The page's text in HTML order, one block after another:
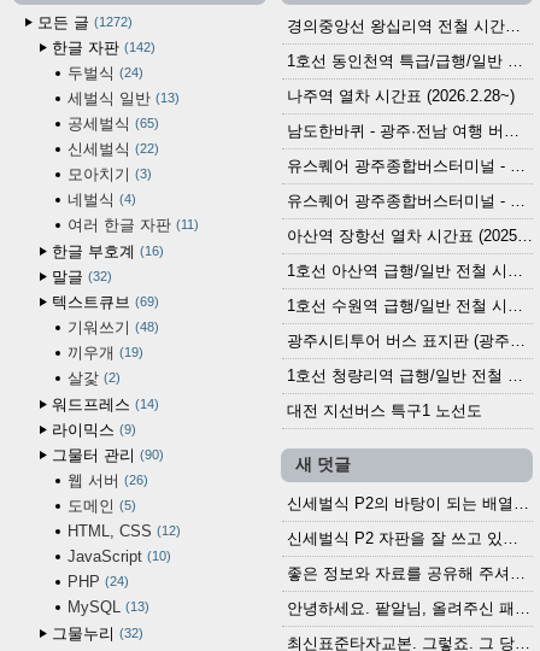
모든 글
1272
한글 자판 142
두벌식 24
세벌식 일반 13
공세벌식 65
신세벌식 22
모아치기 3
네벌식 4
여러 한글 자판 11
한글 부호계 16
말글 32
텍스트큐브 69
기워쓰기 48
끼우개 19
살갗 2
워드프레스 14
라이믹스 9
그물터 관리 90
웹 서버 26
도메인 5
HTML, CSS 12
JavaScript 10
PHP 24
MySQL 13
그물누리 32
경의중앙선 왕십리역 전철 시간표 (2026.4.20~)
1호선 동인천역 특급/급행/일반 전철 시간표 (2026.2.28~)
나주역 열차 시간표 (2026.2.28~)
남도한바퀴 - 광주·전남 여행 버스 노선 (2026.3.1~5.31)
유스퀘어 광주종합버스터미널 - 곡성,순천／화순,보성,율포 방면 시외버스 시간표 (2026.1.31)
유스퀘어 광주종합버스터미널 - 담양, 순창, 남원, 무주, 장수, 거창, 대구 방면 시외버스 시간표 (2026...
아산역 장항선 열차 시간표 (2025.12.30 기준) (무궁화호, ITX-마음, 새마을호, 서해금빛열차)
1호선 아산역 급행/일반 전철 시간표 (2025.12.30~)
1호선 수원역 급행/일반 전철 시간표 (2025.12.30~)
광주시티투어 버스 표지판 (광주역 정류장) (2024?)
1호선 청량리역 급행/일반 전철 시간표 · 노선도 (2025.12.30~)
대전 지선버스 특구1 노선도
새 덧글
신세벌식 P2의 바탕이 되는 배열이나 주요 기능...
신세벌식 P2 자판을 잘 쓰고 있습니다. 쓰기 편리...
좋은 정보와 자료를 공유해 주셔서 고맙습니다....
안녕하세요. 팥알님, 올려주신 패치 여러모로 감사...
최신표준타자교본. 그렇죠. 그 당시에 최신 표준...